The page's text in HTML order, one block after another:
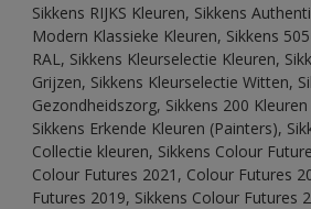
Sikkens RIJKS Kleuren, Sikkens
Modern Klassieke Kleuren, Sikkens
RAL, Sikkens Kleurselectie Kleuren,
Grijzen, Sikkens Kleurselectie Witten,
Gezondheidszorg, Sikkens 200
Sikkens Erkende Kleuren (Painters),
Collectie kleuren, Sikkens Colour
Colour Futures 2021, Colour Futures
Futures 2019, Sikkens Colour Futures